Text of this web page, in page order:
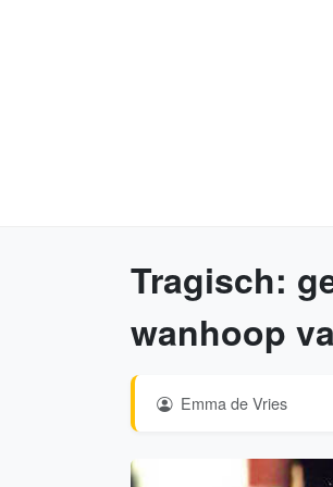
Tragisch:
wanhoop
Emma de Vries